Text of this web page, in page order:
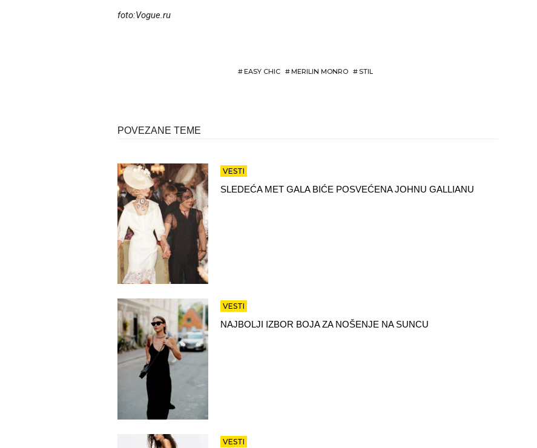
foto:Vogue.ru
#EASY CHIC #MERILIN MONRO # STIL
POVEZANE TEME
VESTI
SLEDEĆA MET GALA BIĆE POSVEĆENA JOHNU GALLIANU
VESTI
NAJBOLJI IZBOR BOJA ZA NOŠENJE NA SUNCU
VESTI